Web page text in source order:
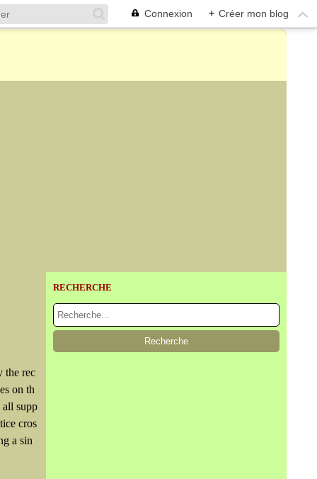
Connexion + Créer mon blog
the rec
on th
all supp
cros
a sin
RECHERCHE